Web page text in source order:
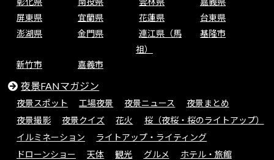
屏東県
宜蘭県 花蓮県
台東県
澎湖県
金門県
連江県（馬
祖）
基隆市
新竹市 嘉義市
夜景FANマガジン
夜景スポット 工場夜景 夜景ニュース
夜景まとめ
夜景撮影
夜景クイズ 花火
桜（夜桜・桜のライトアップ）
イルミネーション
ライトアップ・ライティング
ドローンショー
天体 観光 グルメ ホテル・旅館